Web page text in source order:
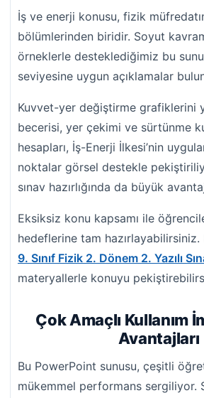
İş ve enerji konusu, fizik
bölümlerinden biridir. Soyut
örneklerle desteklediğimiz bu
seviyesine uygun açıklamalar
Kuvvet-yer değiştirme grafiklerini
becerisi, yer çekimi ve sürtünme
hesapları, İş-Enerji İlkesi’nin
noktalar görsel destekle
sınav hazırlığında da büyük
Eksiksiz konu kapsamı ile
hedeflerine tam
9. Sınıf Fizik 2. Dönem 2. Yazılı
materyallerle konuyu
Çok Amaçlı Kullanım
Avantajları
Bu PowerPoint sunusu, çeşitli
mükemmel performans sergiliyor.